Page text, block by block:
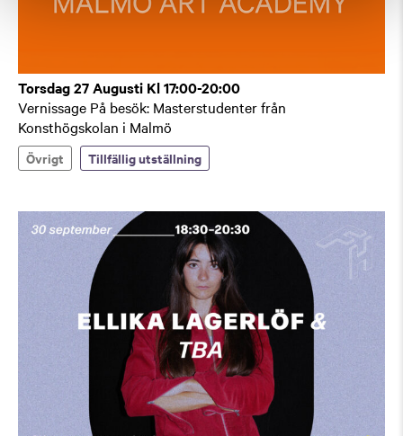
Torsdag 27 Augusti Kl 17:00-20:00
Vernissage På besök: Masterstudenter från
Konsthögskolan i Malmö
Övrigt Tillfällig utställning